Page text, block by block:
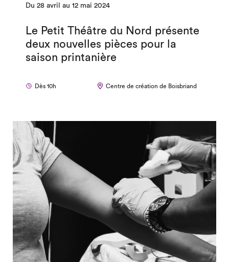
Du 28 avril au 12 mai 2024
Le Petit Théâtre du Nord présente
deux nouvelles pièces pour la
saison printanière
Dès 10h Centre de création de Boisbriand